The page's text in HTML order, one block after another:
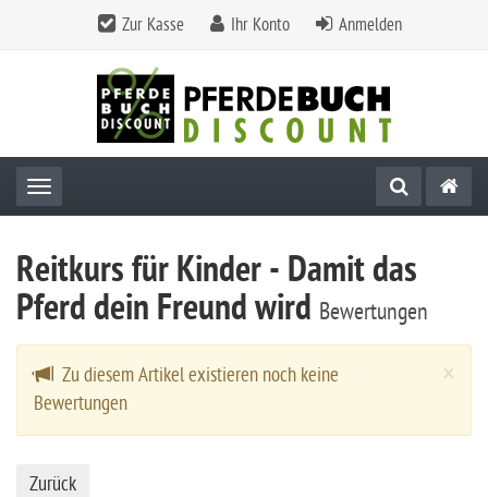
Zur Kasse Ihr Konto Anmelden
Toggle navigation
Reitkurs für Kinder - Damit das
Pferd dein Freund wird Bewertungen
×
Zu diesem Artikel existieren noch keine
Bewertungen
Zurück